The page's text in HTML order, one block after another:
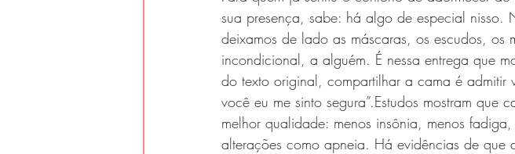
sua presença, sabe: há algo de especial nisso.
deixamos de lado as máscaras, os escudos, os
incondicional, a alguém. É nessa entrega que
do texto original, compartilhar a cama é admitir
você eu me sinto segura”.Estudos mostram
melhor qualidade: menos insônia, menos
alterações como apneia. Há evidências de que